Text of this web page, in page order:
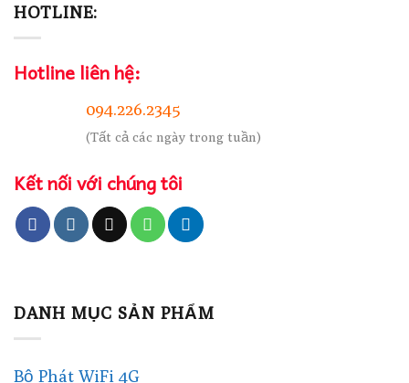
HOTLINE:
Hotline liên hệ:
094.226.2345
(Tất cả các ngày trong tuần)
Kết nối với chúng tôi
DANH MỤC SẢN PHẨM
Bộ Phát WiFi 4G